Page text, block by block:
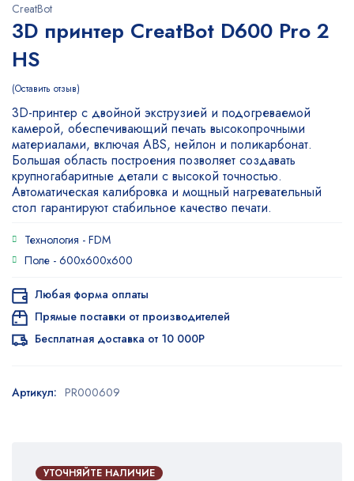
CreatBot
3D принтер CreatBot D600 Pro 2
HS
Оставить отзыв
3D-принтер с двойной экструзией и подогреваемой
камерой, обеспечивающий печать высокопрочными
материалами, включая ABS, нейлон и поликарбонат.
Большая область построения позволяет создавать
крупногабаритные детали с высокой точностью.
Автоматическая калибровка и мощный нагревательный
стол гарантируют стабильное качество печати.
Технология - FDM
Поле - 600x600x600
УТОЧНЯЙТЕ НАЛИЧИЕ
Любая форма оплаты
Прямые поставки от производителей
Бесплатная доставка от 10 000Р
Артикул: PR000609